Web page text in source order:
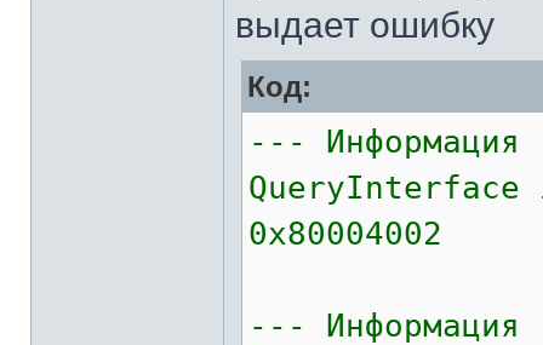
выдает ошибку
Код:
---
0x80004002
---